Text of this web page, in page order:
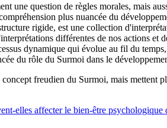
une question de règles morales, mais
plus nuancée du
rigide, est une collection
différentes de nos actions et
dynamique qui évolue au fil du
du rôle du Surmoi dans le
freudien du Surmoi, mais mettent
elles affecter le bien-être